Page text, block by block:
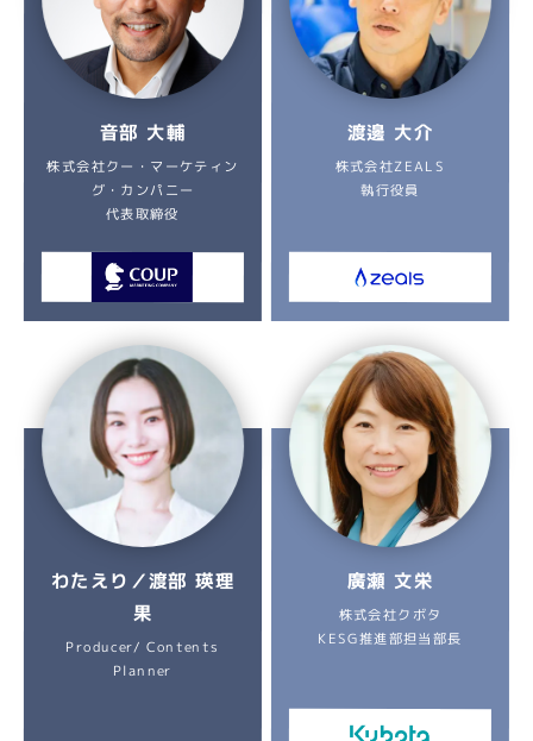
音部 大輔
株式会社クー・マーケティン
グ・カンパニー
代表取締役
渡邊 大介
株式会社ZEALS
執行役員
わたえり／渡部 瑛理
果
Producer/ Contents
Planner
廣瀬 文栄
株式会社クボタ
KESG推進部担当部長